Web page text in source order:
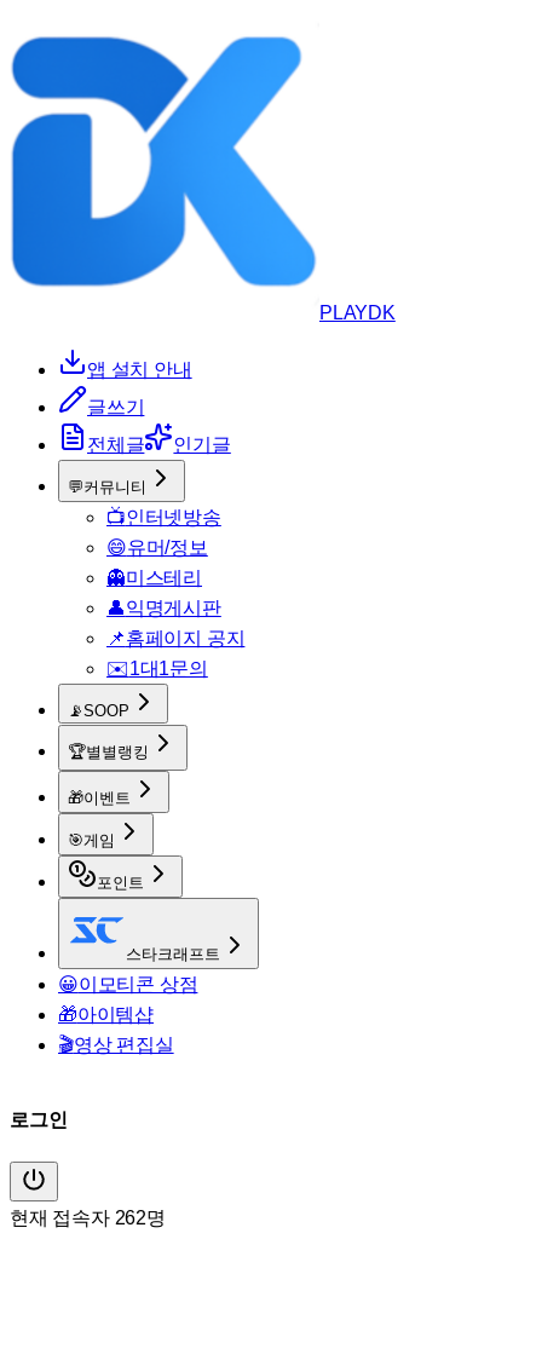
PLAYDK
앱 설치 안내
글쓰기
전체글
인기글
💬커뮤니티
📺인터넷방송
😄유머/정보
👻미스테리
👤익명게시판
📌홈페이지 공지
✉️1대1문의
📡SOOP
🏆별별랭킹
🎁이벤트
🎯게임
포인트
스타크래프트
😀이모티콘 상점
🎁아이템샵
🎬영상 편집실
로그인
현재 접속자 262명